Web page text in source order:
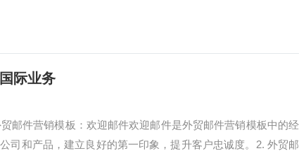
际业务
邮件营销模板：欢迎邮件欢迎邮件是外贸邮件营销模板中的经
司和产品，建立良好的第一印象，提升客户忠诚度。2. 外贸邮